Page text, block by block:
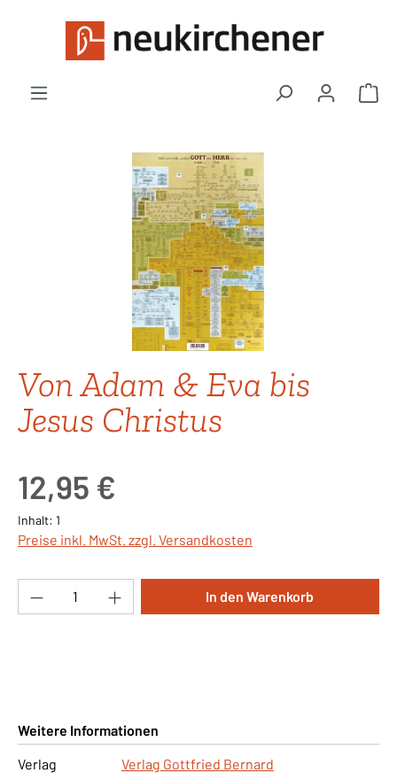
Zum Hauptinhalt springen
Bildergalerie überspringen
Von Adam & Eva bis
Jesus Christus
12,95 €
Inhalt: 1
Preise inkl. MwSt. zzgl. Versandkosten
Produkt Anzahl: Gib den gewünschten
In den Warenkorb
Weitere Informationen
Verlag
Verlag Gottfried Bernard